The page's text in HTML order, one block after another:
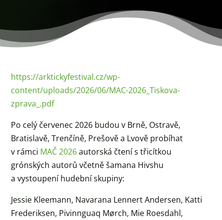
https://arktickyfestival.cz/wp-
content/uploads/2026/06/MAC-2026_Tiskova-
zprava_.pdf
Po celý červenec 2026 budou v Brně, Ostravě,
Bratislavě, Trenčíně, Prešově a Lvově probíhat
v rámci MAČ 2026autorská čtení s třicítkou
grónských autorů včetně šamana Hivshu
a vystoupení hudební skupiny:
Jessie Kleemann, Navarana Lennert Andersen, Katti
Frederiksen, Pivinnguaq Mørch, Mie Roesdahl,